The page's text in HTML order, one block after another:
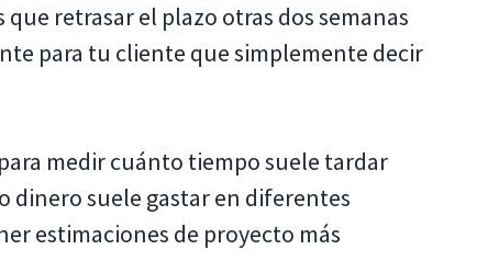
retrasar el plazo otras dos semanas
para tu cliente que simplemente decir
medir cuánto tiempo suele tardar
dinero suele gastar en diferentes
estimaciones de proyecto más